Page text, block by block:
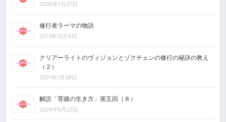
2026年1月27日
修行者ラーマの物語
2013年12月4日
クリアーライトのヴィジョンとゾクチェンの修行の秘訣の教え
（２）
2021年1月29日
解説「菩薩の生き方」第五回（８）
2024年5月23日